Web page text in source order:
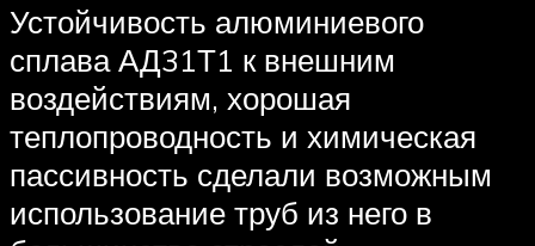
Устойчивость алюминиевого
сплава АД31Т1 к внешним
воздействиям, хорошая
теплопроводность и химическая
пассивность сделали возможным
использование труб из него в